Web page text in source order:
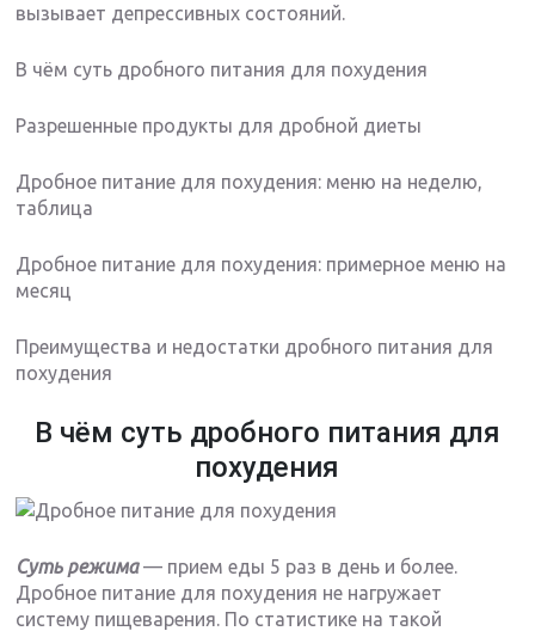
вызывает депрессивных состояний.
В чём суть дробного питания для похудения
Разрешенные продукты для дробной диеты
Дробное питание для похудения: меню на неделю,
таблица
Дробное питание для похудения: примерное меню на
месяц
Преимущества и недостатки дробного питания для
похудения
В чём суть дробного питания для
похудения
Суть режима— прием еды 5 раз в день и более.
Дробное питание для похудения не нагружает
систему пищеварения. По статистике на такой